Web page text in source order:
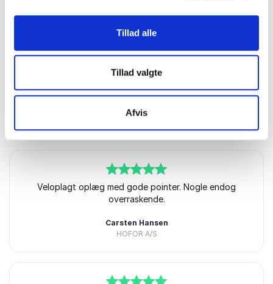
Tillad alle
Tillad valgte
Afvis
Kundeanmeldelser
5ud af5 Jesper gjorde det super godt
Louise Lykke Nielsen
ud af5
Veloplagt oplæg med gode pointer. Nogle endog
overraskende.
Carsten Hansen
HOFOR A/S